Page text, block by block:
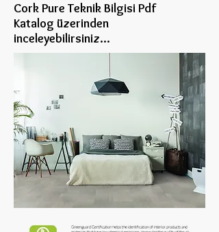
Cork Pure Teknik Bilgisi Pdf
Katalog üzerinden
inceleyebilirsiniz...